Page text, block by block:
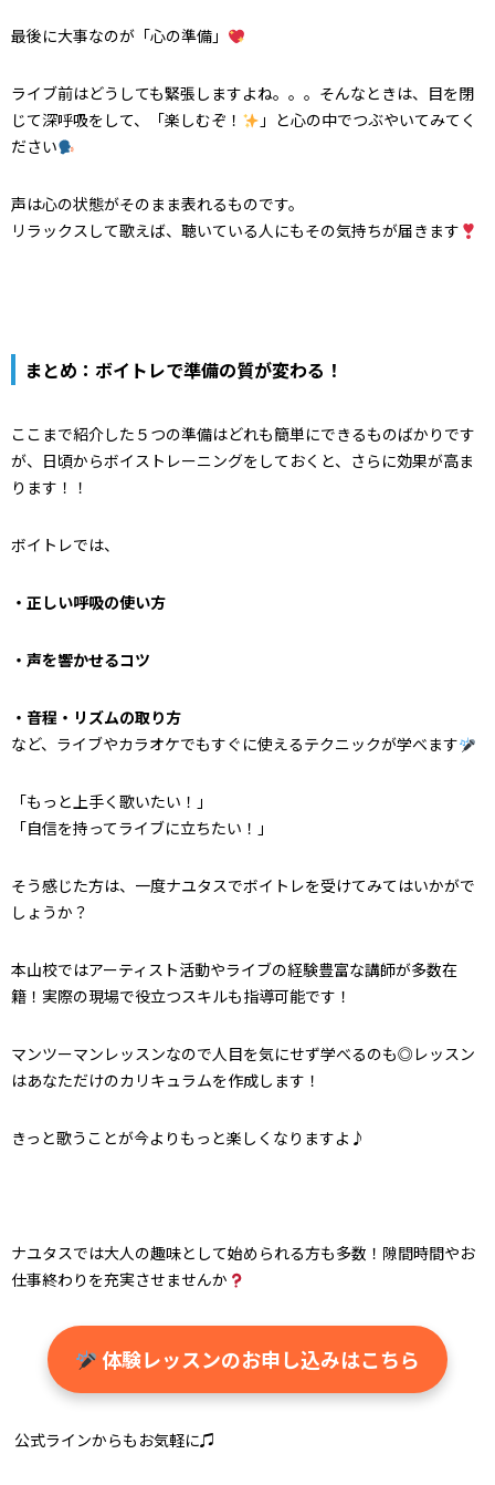
最後に大事なのが「心の準備」
ライブ前はどうしても緊張しますよね。。。そんなときは、目を閉
じて深呼吸をして、「楽しむぞ！
」と心の中でつぶやいてみてく
ださい
声は心の状態がそのまま表れるものです。
リラックスして歌えば、聴いている人にもその気持ちが届きます
まとめ：ボイトレで準備の質が変わる！
ここまで紹介した５つの準備はどれも簡単にできるものばかりです
が、 日頃からボイストレーニングをしておくと、さらに効果が高ま
ります！！
ボイトレでは、
・正しい呼吸の使い方
・声を響かせるコツ
・音程・リズムの取り方
など、ライブやカラオケでもすぐに使えるテクニックが学べます
「もっと上手く歌いたい！」
「自信を持ってライブに立ちたい！」
そう感じた方は、 一度ナユタスでボイトレを受けてみてはいかがで
しょうか？
本山校ではアーティスト活動やライブの経験豊富な講師が多数在
籍！実際の現場で役立つスキルも指導可能です！
マンツーマンレッスンなので人目を気にせず学べるのも◎レッスン
はあなただけのカリキュラムを作成します！
きっと歌うことが今よりもっと楽しくなりますよ♪
ナユタスでは大人の趣味として始められる方も多数！隙間時間やお
仕事終わりを充実させませんか
体験レッスンのお申し込みはこちら
公式ラインからもお気軽に♫